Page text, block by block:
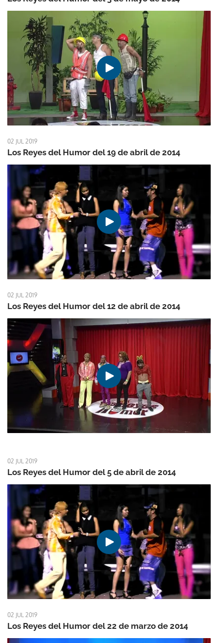
02 JUL 2019
Los Reyes del Humor del 19 de abril de 2014
02 JUL 2019
Los Reyes del Humor del 12 de abril de 2014
02 JUL 2019
Los Reyes del Humor del 5 de abril de 2014
02 JUL 2019
Los Reyes del Humor del 22 de marzo de 2014